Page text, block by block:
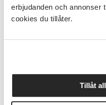
erbjudanden och annonser
cookies du tillåter.
Tillåt
Material
Kursen utgår från boken
Holger Gustavsson är
intresse och stor
Han har lång erfarenhet